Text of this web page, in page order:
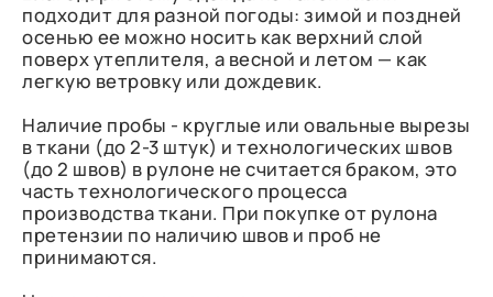
подходит для разной погоды: зимой и поздней
осенью ее можно носить как верхний слой
поверх утеплителя, а весной и летом — как
легкую ветровку или дождевик.
Наличие пробы - круглые или овальные вырезы
в ткани (до 2-3 штук) и технологических швов
(до 2 швов) в рулоне не считается браком, это
часть технологического процесса
производства ткани. При покупке от рулона
претензии по наличию швов и проб не
принимаются.